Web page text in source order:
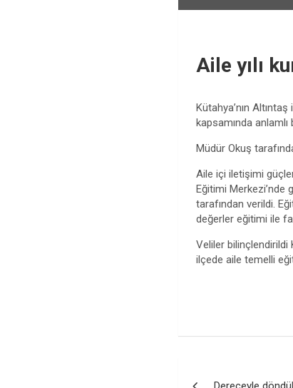
Aile yılı
Kütahya’nın
kapsamında
Müdür Okuş
Aile içi iletişimi
Eğitimi Merkezi’nde
tarafından verildi.
değerler eğitimi ile
Veliler bilinçlendirildi
ilçede aile temelli